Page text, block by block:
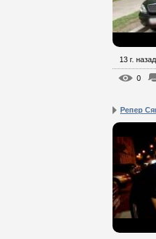
13 г. назад
0
Репер